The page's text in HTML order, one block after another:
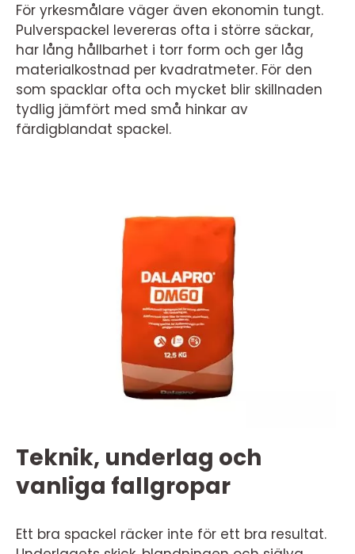
För yrkesmålare väger även ekonomin tungt.
Pulverspackel levereras ofta i större säckar,
har lång hållbarhet i torr form och ger låg
materialkostnad per kvadratmeter. För den
som spacklar ofta och mycket blir skillnaden
tydlig jämfört med små hinkar av
färdigblandat spackel.
Teknik, underlag och
vanliga fallgropar
Ett bra spackel räcker inte för ett bra resultat.